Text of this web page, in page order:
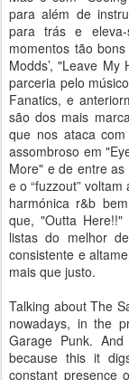
para além de
para trás e
momentos tão
Modds’, "Leave
parceria pelo
Fanatics, e
são dos mais
que nos ataca
assombroso em
More" e de entre
e o “fuzzout”
harmónica r&b
que, "Outta
listas do melhor
consistente e
mais que justo.
Talking about The
nowadays, in the
Garage Punk.
because this it
constant presence